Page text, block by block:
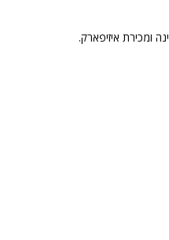
ומכירת איזיפארק.